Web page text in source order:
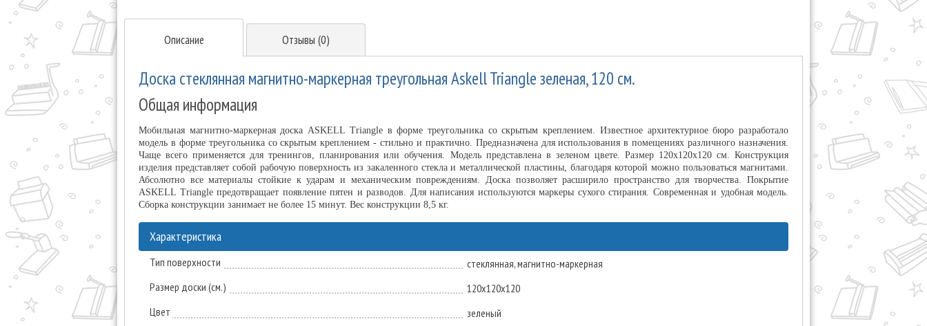
Описание Отзывы (0)
Доска стеклянная магнитно-маркерная треугольная Askell Triangle зеленая, 120 см.
Общая информация
Мобильная магнитно-маркерная доска ASKELL Triangle в форме треугольника со скрытым креплением. Известное архитектурное бюро разработало
модель в форме треугольника со скрытым креплением - стильно и практично. Предназначена для использования в помещениях различного назначения.
Чаще всего применяется для тренингов, планирования или обучения. Модель представлена в зеленом цвете. Размер 120x120x120 см. Конструкция
изделия представляет собой рабочую поверхность из закаленного стекла и металлической пластины, благодаря которой можно пользоваться магнитами.
Абсолютно все материалы стойкие к ударам и механическим повреждениям. Доска позволяет расширило пространство для творчества. Покрытие
ASKELL Triangle предотвращает появление пятен и разводов. Для написания используются маркеры сухого стирания. Современная и удобная модель.
Сборка конструкции занимает не более 15 минут. Вес конструкции 8,5 кг.
Характеристика
Тип поверхности
стеклянная, магнитно-маркерная
Размер доски (см.)
120х120х120
Цвет
зеленый